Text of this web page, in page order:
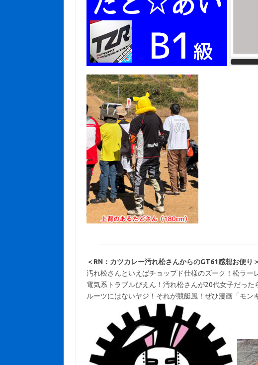
＜RN：カツカレー汚れ松さんからのGT61感想お便り＞
汚れ松さんといえばチョップド仕様のズーク！松ラー
電気系トラブルぴえん！汚れ松さんが20代女子だった
ルーツにはないヤジ！それが競艇風！ぜひ漫画「モン